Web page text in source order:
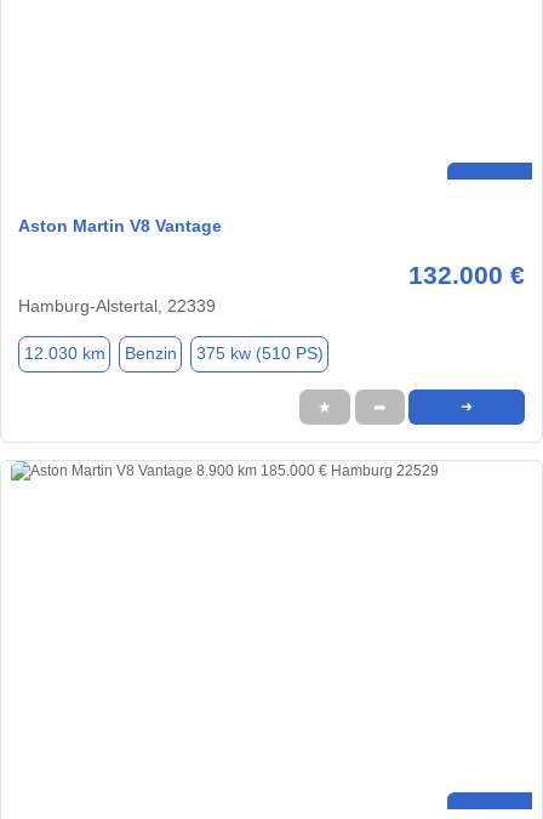
Aston Martin V8 Vantage
132.000 €
Hamburg-Alstertal, 22339
12.030 km Benzin 375 kw (510 PS)
★ ➦ ➜